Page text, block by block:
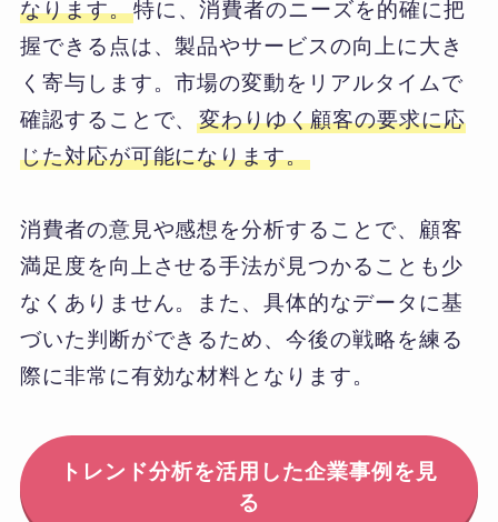
なります。特に、消費者のニーズを的確に把
握できる点は、製品やサービスの向上に大き
く寄与します。市場の変動をリアルタイムで
確認することで、変わりゆく顧客の要求に応
じた対応が可能になります。
消費者の意見や感想を分析することで、顧客
満足度を向上させる手法が見つかることも少
なくありません。また、具体的なデータに基
づいた判断ができるため、今後の戦略を練る
際に非常に有効な材料となります。
トレンド分析を活用した企業事例を見
る